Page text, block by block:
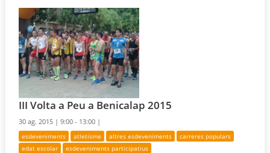
III Volta a Peu a Benicalap 2015
30 ag. 2015 |9:00 - 13:00 |
esdeveniments atletisme altres esdeveniments
carreres populars
edat escolar
esdeveniments participatius